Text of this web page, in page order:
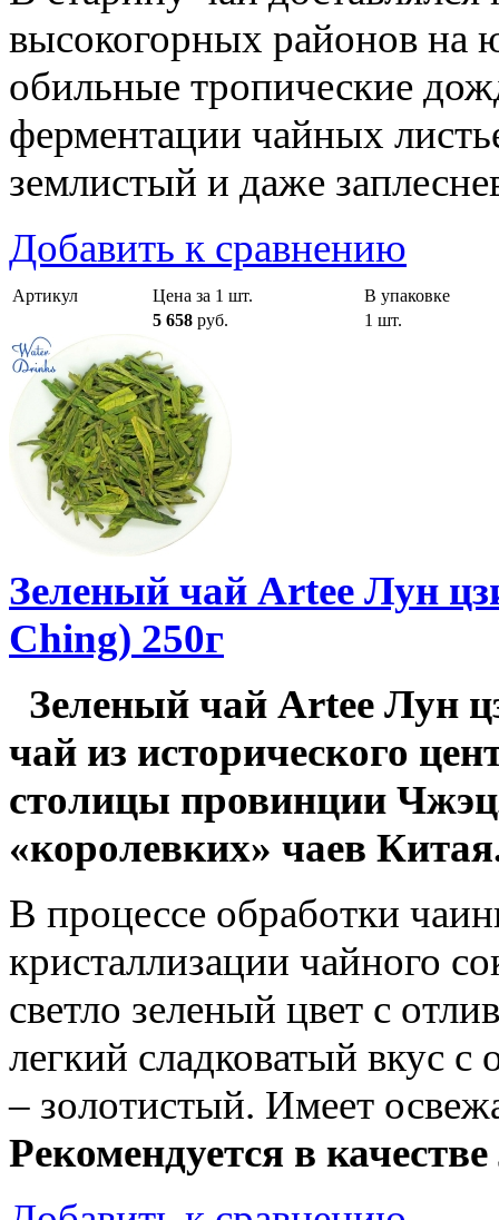
высокогорных районов
обильные тропические
ферментации чайных
землистый и даже
Добавить к сравнению
Артикул Цена за 1 шт.
В упаковке
5 658 руб. 1 шт.
Зеленый чай Artee Лун
Ching) 250г
Зеленый чай Artee Лун
чай из исторического
столицы провинции
«королевких» чаев
В процессе обработки
кристаллизации чайного
светло зеленый цвет с
легкий сладковатый вкус
– золотистый. Имеет
Рекомендуется в